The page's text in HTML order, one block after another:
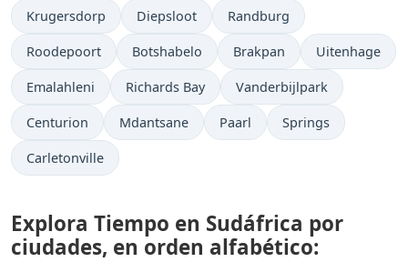
Krugersdorp Diepsloot Randburg
Roodepoort Botshabelo Brakpan Uitenhage
Emalahleni Richards Bay Vanderbijlpark
Centurion Mdantsane Paarl Springs
Carletonville
Explora Tiempo en Sudáfrica por
ciudades, en orden alfabético: